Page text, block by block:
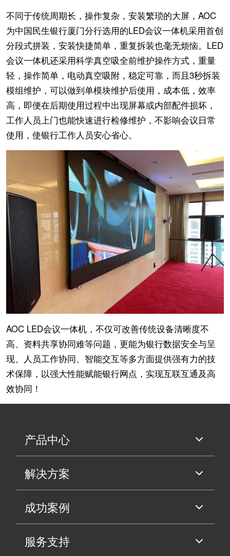
不同于传统周期长，操作复杂，安装繁琐的大屏，AOC
为中国民生银行厦门分行选用的LED会议一体机采用首创
分段式拼装，安装快捷简单，重复拆装也毫无烦恼。LED
会议一体机还采用科学真空吸全前维护操作方式，重量
轻，操作简单，电动真空吸附，稳定可靠，而且3秒拆装
模组维护，可以做到单模块维护后使用，成本低，效率
高，即便在后期使用过程中出现屏幕或内部配件损坏，
工作人员上门也能快速进行检修维护，不影响会议日常
使用，使银行工作人员安心省心。
AOC LED会议一体机，不仅可改善传统设备清晰度不
高、资料共享协同难等问题，更能为银行数据安全与呈
现、人员工作协同、智能交互等多方面提供强有力的技
术保障，以强大性能赋能银行网点，实现互联互通及高
效协同！
产品中心
解决方案
成功案例
服务支持